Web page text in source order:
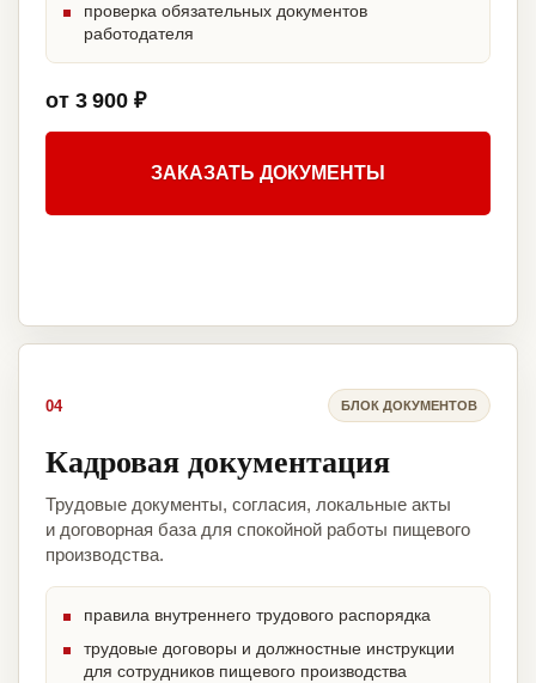
проверка обязательных документов
работодателя
от 3 900 ₽
ЗАКАЗАТЬ ДОКУМЕНТЫ
04 БЛОК ДОКУМЕНТОВ
Кадровая документация
Трудовые документы, согласия, локальные акты
и договорная база для спокойной работы пищевого
производства.
правила внутреннего трудового распорядка
трудовые договоры и должностные инструкции
для сотрудников пищевого производства